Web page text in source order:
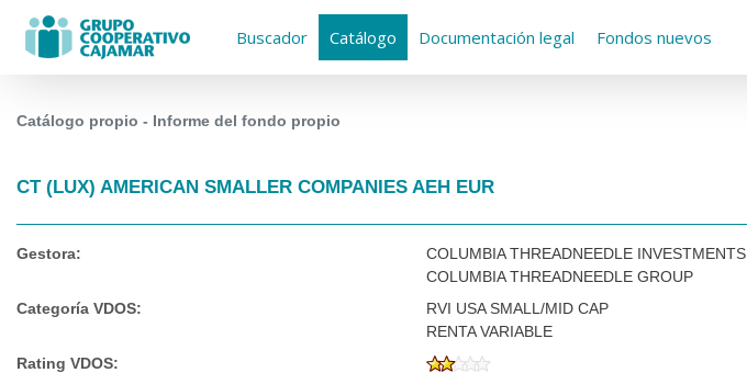
Buscador Catálogo Documentación legal Fondos nuevos
Catálogo propio - Informe del fondo propio
CT (LUX) AMERICAN SMALLER COMPANIES AEH EUR
Gestora:
COLUMBIA THREADNEEDLE INVESTMENTS
COLUMBIA THREADNEEDLE GROUP
Categoría VDOS:
RVI USA SMALL/MID CAP
RENTA VARIABLE
Rating VDOS: